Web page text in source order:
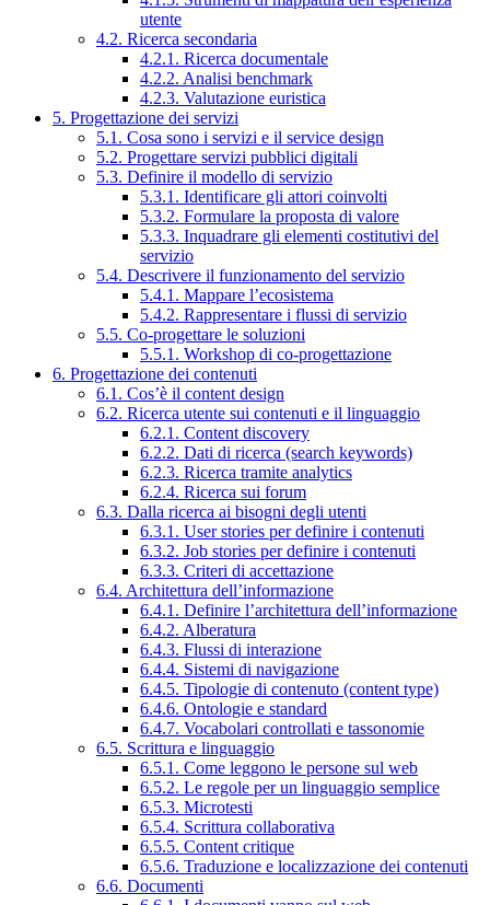
utente
4.2. Ricerca secondaria
4.2.1. Ricerca documentale
4.2.2. Analisi benchmark
4.2.3. Valutazione euristica
5. Progettazione dei servizi
5.1. Cosa sono i servizi e il service design
5.2. Progettare servizi pubblici digitali
5.3. Definire il modello di servizio
5.3.1. Identificare gli attori coinvolti
5.3.2. Formulare la proposta di valore
5.3.3. Inquadrare gli elementi costitutivi del
servizio
5.4. Descrivere il funzionamento del servizio
5.4.1. Mappare l’ecosistema
5.4.2. Rappresentare i flussi di servizio
5.5. Co-progettare le soluzioni
5.5.1. Workshop di co-progettazione
6. Progettazione dei contenuti
6.1. Cos’è il content design
6.2. Ricerca utente sui contenuti e il linguaggio
6.2.1. Content discovery
6.2.2. Dati di ricerca (search keywords)
6.2.3. Ricerca tramite analytics
6.2.4. Ricerca sui forum
6.3. Dalla ricerca ai bisogni degli utenti
6.3.1. User stories per definire i contenuti
6.3.2. Job stories per definire i contenuti
6.3.3. Criteri di accettazione
6.4. Architettura dell’informazione
6.4.1. Definire l’architettura dell’informazione
6.4.2. Alberatura
6.4.3. Flussi di interazione
6.4.4. Sistemi di navigazione
6.4.5. Tipologie di contenuto (content type)
6.4.6. Ontologie e standard
6.4.7. Vocabolari controllati e tassonomie
6.5. Scrittura e linguaggio
6.5.1. Come leggono le persone sul web
6.5.2. Le regole per un linguaggio semplice
6.5.3. Microtesti
6.5.4. Scrittura collaborativa
6.5.5. Content critique
6.5.6. Traduzione e localizzazione dei contenuti
6.6. Documenti